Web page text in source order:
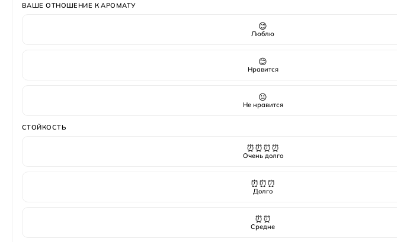
ВАШЕ ОТНОШЕНИЕ К АРОМАТУ
😊
Люблю
😊
Нравится
😐
Не нравится
СТОЙКОСТЬ
⏰⏰⏰⏰
Очень долго
⏰⏰⏰
Долго
⏰⏰
Средне